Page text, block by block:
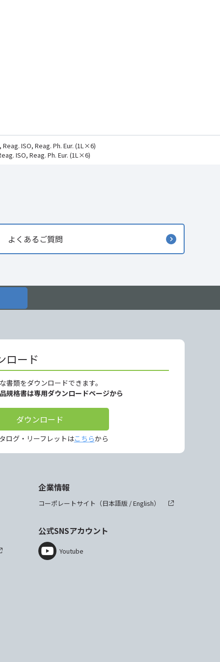
ISO, Reag. Ph. Eur. (1L×6)
ISO, Reag. Ph. Eur. (1L×6)
よくあるご質問
ロード
書類をダウンロードできます。
規格書は専用ダウンロードページから
ダウンロード
ログ・リーフレットはこちらから
企業情報
コーポレートサイト（日本語版 /English）
公式SNSアカウント
Youtube